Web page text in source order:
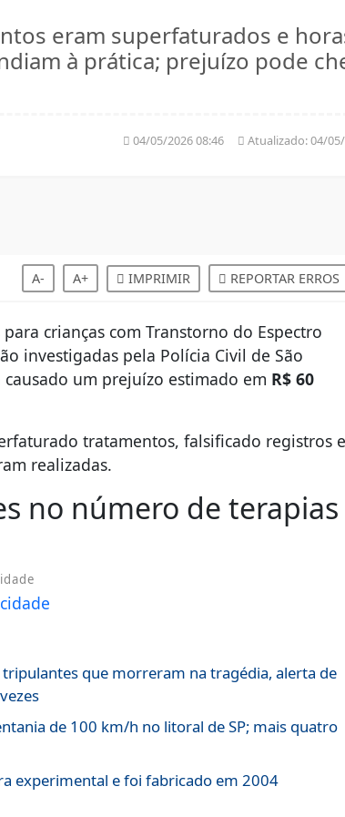
eram superfaturados e
à prática; prejuízo pode
Atualizado:04/05/
04/05/2026 08:46
A- A+ IMPRIMIR REPORTAR ERROS
crianças com Transtorno do Espectro
investigadas pela Polícia Civil de São
um prejuízo estimado em R$ 60
tratamentos, falsificado registros e
realizadas.
no número de terapias
que morreram na tragédia, alerta de
de 100 km/h no litoral de SP; mais quatro
experimental e foi fabricado em 2004